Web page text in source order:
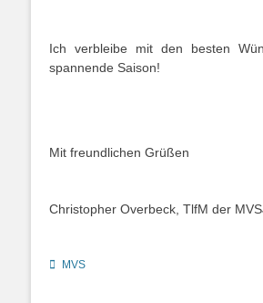
Ich verbleibe mit den besten
spannende Saison!
Mit freundlichen Grüßen
Christopher Overbeck, TlfM der
Kategorien
MVS